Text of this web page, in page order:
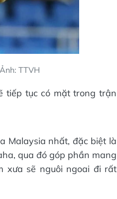
TTVH
tiếp tục có mặt trong trận
Malaysia nhất, đặc biệt là
qua đó góp phần mang
xưa sẽ nguôi ngoai đi rất